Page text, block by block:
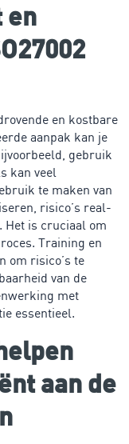
en
en kostbare
aanpak kan je
gebruik
kan veel
te maken van
risico’s real-
Het is cruciaal om
Training en
om risico’s te
van de
met
essentieel.
aan de